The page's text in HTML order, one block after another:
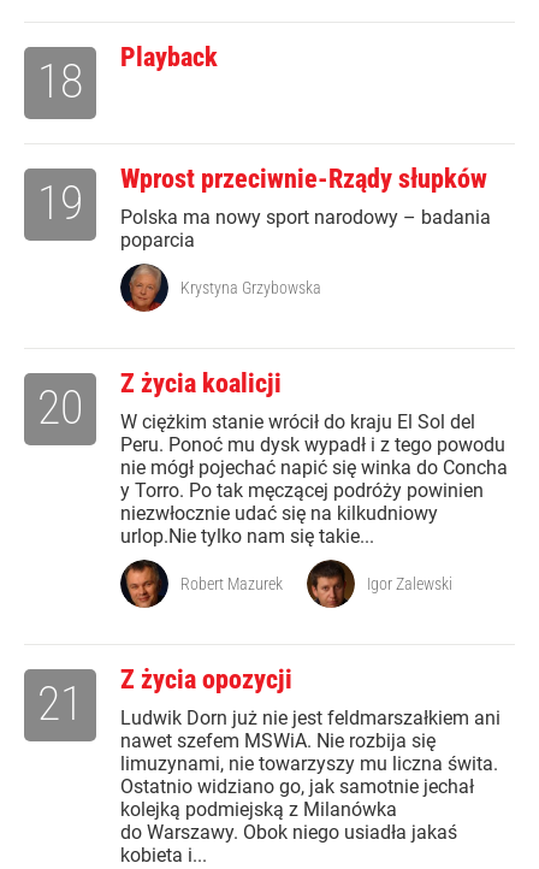
Playback
18
Wprost przeciwnie-Rządy słupków
Polska ma nowy sport narodowy – badania
poparcia
19
Krystyna Grzybowska
Z życia koalicji
W ciężkim stanie wrócił do kraju El Sol del
Peru. Ponoć mu dysk wypadł i z tego powodu
nie mógł pojechać napić się winka do Concha
y Torro. Po tak męczącej podróży powinien
niezwłocznie udać się na kilkudniowy
urlop.Nie tylko nam się takie...
20
Robert Mazurek Igor Zalewski
Z życia opozycji
Ludwik Dorn już nie jest feldmarszałkiem ani
nawet szefem MSWiA. Nie rozbija się
limuzynami, nie towarzyszy mu liczna świta.
Ostatnio widziano go, jak samotnie jechał
kolejką podmiejską z Milanówka
do Warszawy. Obok niego usiadła jakaś
kobieta i...
21